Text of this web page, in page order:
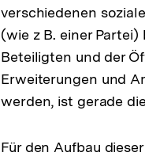
verschiedenen
(wie z B. einer
Beteiligten und der
Erweiterungen und
werden, ist gerade
Für den Aufbau